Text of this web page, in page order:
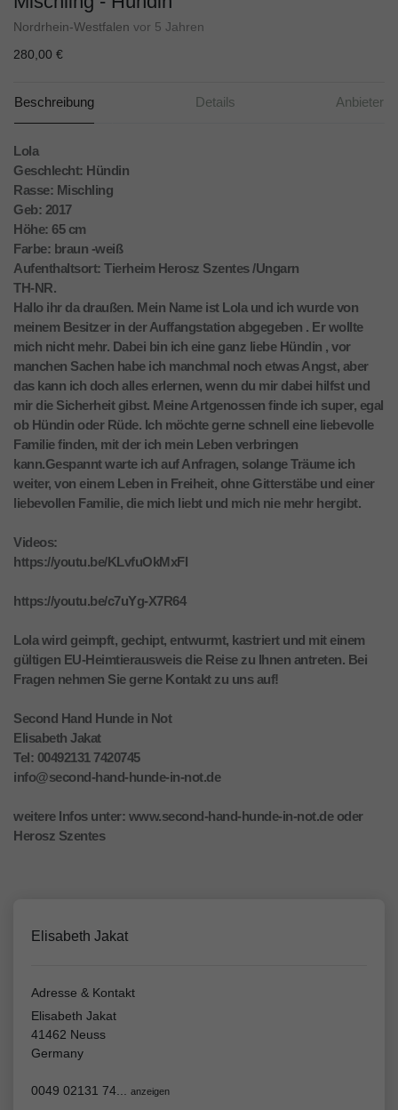
Nordrhein-Westfalen vor 5 Jahren
280,00 €
Beschreibung Details Anbieter
Lola
Geschlecht: Hündin
Rasse: Mischling
Geb: 2017
Höhe: 65 cm
Farbe: braun -weiß
Aufenthaltsort: Tierheim Herosz Szentes /Ungarn
TH-NR.
Hallo ihr da draußen. Mein Name ist Lola und ich wurde von
meinem Besitzer in der Auffangstation abgegeben . Er wollte
mich nicht mehr. Dabei bin ich eine ganz liebe Hündin , vor
manchen Sachen habe ich manchmal noch etwas Angst, aber
das kann ich doch alles erlernen, wenn du mir dabei hilfst und
mir die Sicherheit gibst. Meine Artgenossen finde ich super, egal
ob Hündin oder Rüde. Ich möchte gerne schnell eine liebevolle
Familie finden, mit der ich mein Leben verbringen
kann.Gespannt warte ich auf Anfragen, solange Träume ich
weiter, von einem Leben in Freiheit, ohne Gitterstäbe und einer
liebevollen Familie, die mich liebt und mich nie mehr hergibt.
Videos:
https://youtu.be/KLvfuOkMxFI
https://youtu.be/c7uYg-X7R64
Lola wird geimpft, gechipt, entwurmt, kastriert und mit einem
gültigen EU-Heimtierausweis die Reise zu Ihnen antreten. Bei
Fragen nehmen Sie gerne Kontakt zu uns auf!
Second Hand Hunde in Not
Elisabeth Jakat
Tel: 00492131 7420745
info@second-hand-hunde-in-not.de
weitere Infos unter: www.second-hand-hunde-in-not.de oder
Herosz Szentes
Elisabeth Jakat
Adresse & Kontakt
Elisabeth Jakat
41462 Neuss
Germany
0049 02131 74... anzeigen